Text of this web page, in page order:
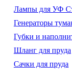
Лампы для УФ
Генераторы
Губки и
Шланг для пруда
Сачки для пруда